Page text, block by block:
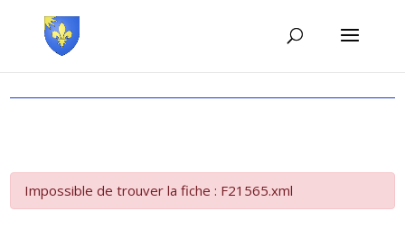
Impossible de trouver la fiche : F21565.xml